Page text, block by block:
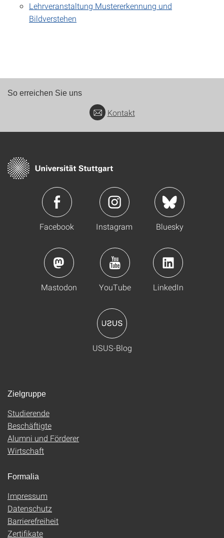
Lehrveranstaltung Mustererkennung und
Bildverstehen
So erreichen Sie uns
Kontakt
Facebook Instagram Bluesky
Mastodon YouTube LinkedIn
USUS-Blog
Zielgruppe
Studierende
Beschäftigte
Alumni und Förderer
Wirtschaft
Formalia
Impressum
Datenschutz
Barrierefreiheit
Zertifikate